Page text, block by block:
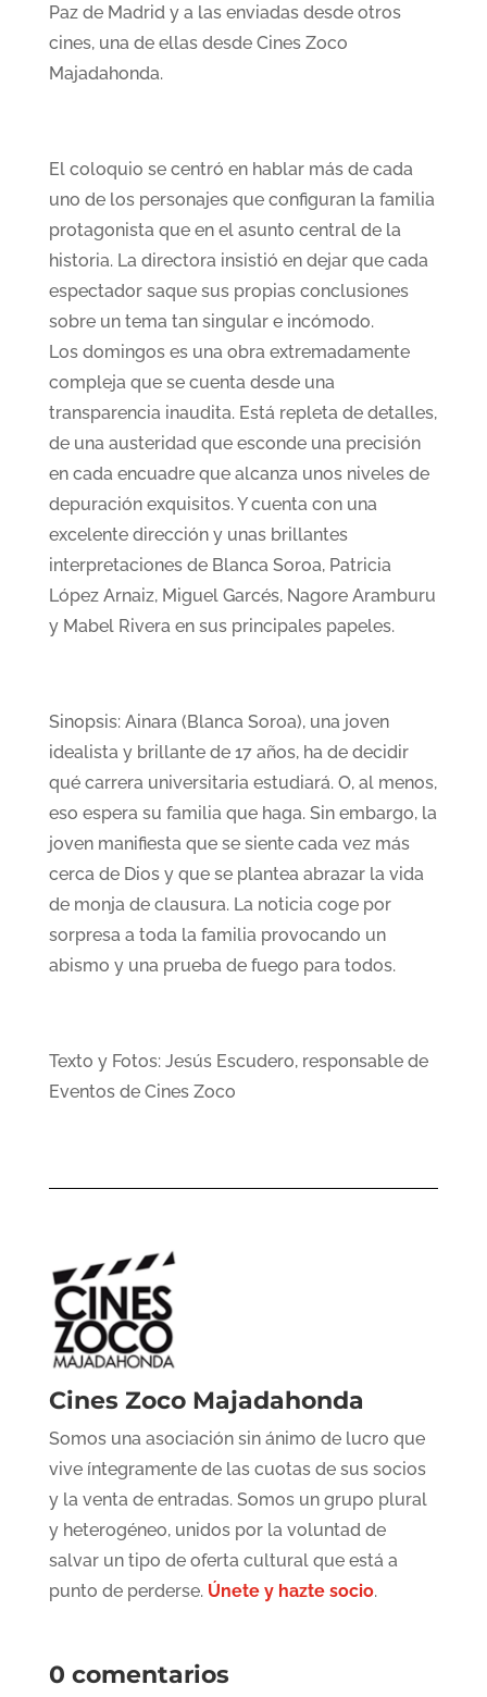
Paz de Madrid y a las enviadas desde otros
cines, una de ellas desde Cines Zoco
Majadahonda.
El coloquio se centró en hablar más de cada
uno de los personajes que configuran la familia
protagonista que en el asunto central de la
historia. La directora insistió en dejar que cada
espectador saque sus propias conclusiones
sobre un tema tan singular e incómodo.
Los domingos es una obra extremadamente
compleja que se cuenta desde una
transparencia inaudita. Está repleta de detalles,
de una austeridad que esconde una precisión
en cada encuadre que alcanza unos niveles de
depuración exquisitos. Y cuenta con una
excelente dirección y unas brillantes
interpretaciones de Blanca Soroa, Patricia
López Arnaiz, Miguel Garcés, Nagore Aramburu
y Mabel Rivera en sus principales papeles.
Sinopsis: Ainara (Blanca Soroa), una joven
idealista y brillante de 17 años, ha de decidir
qué carrera universitaria estudiará. O, al menos,
eso espera su familia que haga. Sin embargo, la
joven manifiesta que se siente cada vez más
cerca de Dios y que se plantea abrazar la vida
de monja de clausura. La noticia coge por
sorpresa a toda la familia provocando un
abismo y una prueba de fuego para todos.
Texto y Fotos: Jesús Escudero, responsable de
Eventos de Cines Zoco
Cines Zoco Majadahonda
Somos una asociación sin ánimo de lucro que
vive íntegramente de las cuotas de sus socios
y la venta de entradas. Somos un grupo plural
y heterogéneo, unidos por la voluntad de
salvar un tipo de oferta cultural que está a
punto de perderse. Únete y hazte socio.
0 comentarios